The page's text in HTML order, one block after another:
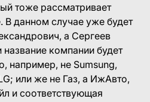
тоже рассматривает
В данном случае уже будет
а Сергеев
компании будет
например, не Sumsung,
или же не Газ, а ИжАвто,
и соответствующая